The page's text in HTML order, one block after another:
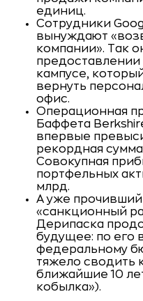
единиц.
Сотрудники
вынуждают
компании». Так
предоставлении
кампусе,
вернуть
офис.
Операционная
Баффета
впервые
рекордная
Совокупная
портфельных
млрд.
А уже
«санкционный
Дерипаска
будущее: по его
федеральному
тяжело сводить
ближайшие 10
кобылка»).